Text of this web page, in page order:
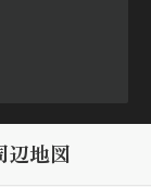
辺地図